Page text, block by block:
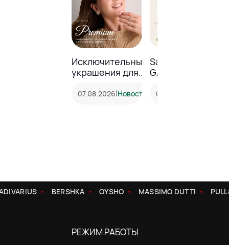
Исключительные
украшения для
моментов
07.08.2026|Новость
Sale до -23% в
GALANTEYA!
05.08.2026
BERSHKA OYSHO MASSIMO DUTTI
РЕЖИМ РАБОТЫ